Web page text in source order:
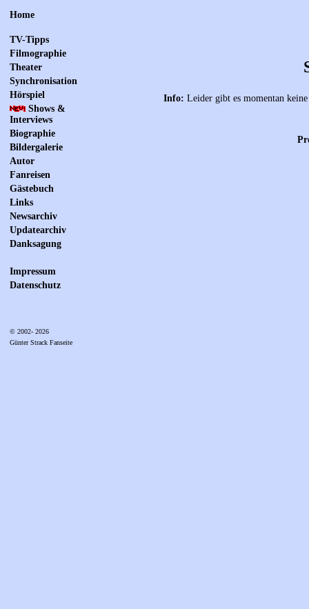
Home
TV-Tipps
Filmographie
Theater
Synchronisation
Hörspiel
Shows &
Interviews
Biographie
Bildergalerie
Autor
Fanreisen
Gästebuch
Links
Newsarchiv
Updatearchiv
Danksagung
Impressum
Datenschutz
© 2002- 2026
Günter Strack Fanseite
Info: Leider gibt es momentan